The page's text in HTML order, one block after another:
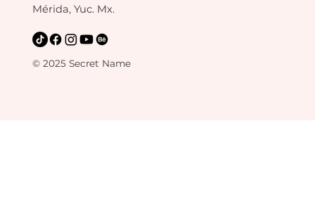
Mérida, Yuc. Mx.
© 2025 Secret Name